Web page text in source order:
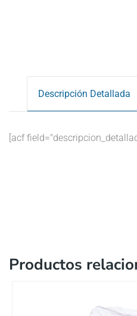
Descripción Detallada
[acf
Productos